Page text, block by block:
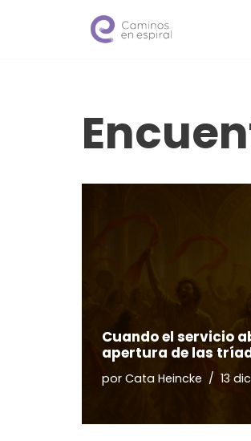
Cuando el servicio
apertura de las
por Cata Heincke 13